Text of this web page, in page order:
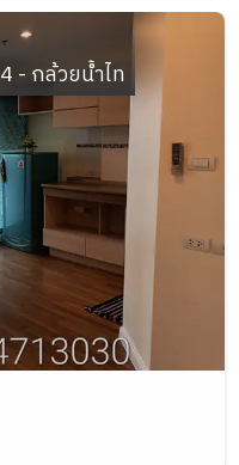
- กล้วยน้ำไท